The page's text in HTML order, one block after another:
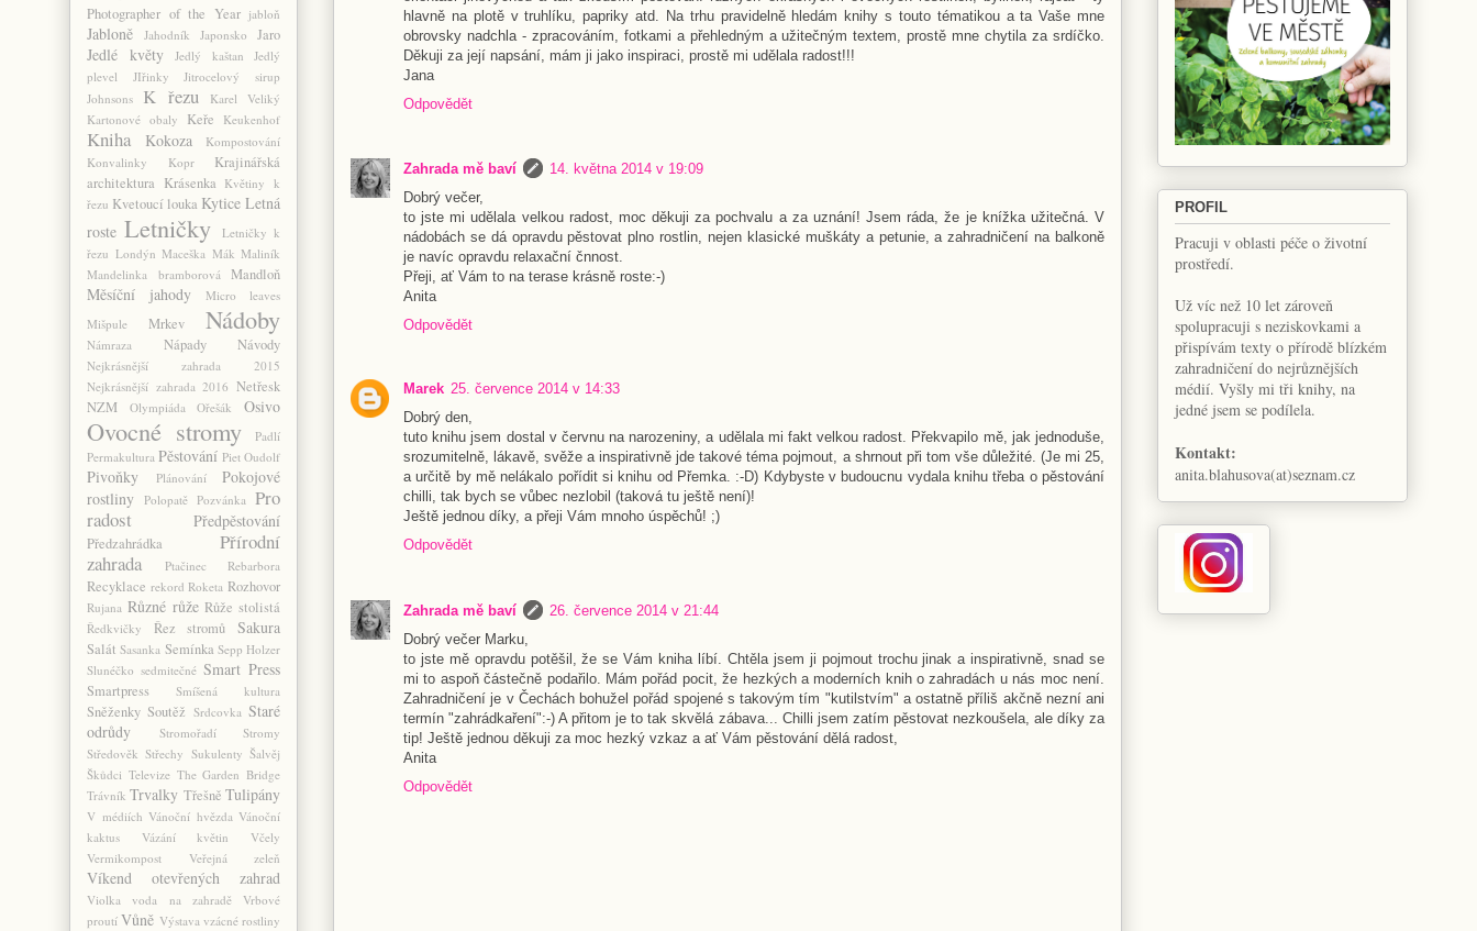
hlavně na plotě v truhlíku, papriky atd. Na trhu pravidelně hledám knihy s touto tématikou a ta Vaše mne
obrovsky nadchla - zpracováním, fotkami a přehledným a užitečným textem, prostě mne chytila za srdíčko.
Děkuji za její napsání, mám ji jako inspiraci, prostě mi udělala radost!!!
Jana
Odpovědět
Zahrada mě baví
14. května 2014 v 19:09
Dobrý večer,
to jste mi udělala velkou radost, moc děkuji za pochvalu a za uznání! Jsem ráda, že je knížka užitečná. V
nádobách se dá opravdu pěstovat plno rostlin, nejen klasické muškáty a petunie, a zahradničení na balkoně
je navíc opravdu relaxační čnnost.
Přeji, ať Vám to na terase krásně roste:-)
Anita
Odpovědět
Marek 25. července 2014 v 14:33
Dobrý den,
tuto knihu jsem dostal v červnu na narozeniny, a udělala mi fakt velkou radost. Překvapilo mě, jak jednoduše,
srozumitelně, lákavě, svěže a inspirativně jde takové téma pojmout, a shrnout při tom vše důležité. (Je mi 25,
a určitě by mě nelákalo pořídit si knihu od Přemka. :-D) Kdybyste v budoucnu vydala knihu třeba o pěstování
chilli, tak bych se vůbec nezlobil (taková tu ještě není)!
Ještě jednou díky, a přeji Vám mnoho úspěchů! ;)
Odpovědět
Zahrada mě baví
26. července 2014 v 21:44
Dobrý večer Marku,
to jste mě opravdu potěšil, že se Vám kniha líbí. Chtěla jsem ji pojmout trochu jinak a inspirativně, snad se
mi to aspoň částečně podařilo. Mám pořád pocit, že hezkých a moderních knih o zahradách u nás moc není.
Zahradničení je v Čechách bohužel pořád spojené s takovým tím "kutilstvím" a ostatně příliš akčně nezní ani
termín "zahrádkaření":-) A přitom je to tak skvělá zábava... Chilli jsem zatím pěstovat nezkoušela, ale díky za
tip! Ještě jednou děkuji za moc hezký vzkaz a ať Vám pěstování dělá radost,
Anita
Odpovědět
Photographer of the Year jabloň
Jabloně Jahodník Japonsko Jaro
Jedlé květy Jedlý kaštan
Jedlý
plevel
JIřinky
Jitrocelový sirup
Johnsons
K řezu
Karel Veliký
Kartonové obaly
Keře Keukenhof
Kniha Kokoza
Kompostování
Konvalinky
Kopr
Krajinářská
architektura Krásenka Květiny k
řezu Kvetoucí louka Kytice Letná
roste Letničky
Letničky k
řezu Londýn Maceška Mák Maliník
Mandelinka bramborová
Mandloň
Měsíční jahody
Micro leaves
Mišpule
Mrkev Nádoby
Námraza Nápady Návody
Nejkrásnější zahrada 2015
Nejkrásnější zahrada 2016 Netřesk
NZM
Olympiáda Ořešák Osivo
Ovocné stromy
Padlí
Permakultura Pěstování Piet Oudolf
Pivoňky Plánování
Pokojové
rostliny Polopatě Pozvánka Pro
radost
Předpěstování
Předzahrádka
Přírodní
zahrada
Ptačinec Rebarbora
Recyklace rekord Roketa Rozhovor
Rujana Různé růže Růže stolistá
Ředkvičky Řez stromů Sakura
Salát Sasanka Semínka Sepp Holzer
Slunéčko sedmitečné Smart Press
Smartpress Smíšená kultura
Sněženky Soutěž Srdcovka Staré
odrůdy
Stromořadí
Stromy
Středověk Střechy Sukulenty Šalvěj
Škůdci Televize The Garden Bridge
Trávník Trvalky Třešně Tulipány
V médiích Vánoční hvězda Vánoční
kaktus
Vázání květin
Včely
Vermikompost
Veřejná zeleň
Víkend otevřených zahrad
Violka voda na zahradě
Vrbové
proutí Vůně Výstava vzácné rostliny
PROFIL
Pracuji v oblasti péče o životní
prostředí.
Už víc než 10 let zároveň
spolupracuji s neziskovkami a
přispívám texty o přírodě blízkém
zahradničení do nejrůznějších
médií. Vyšly mi tři knihy, na
jedné jsem se podílela.
Kontakt:
anita.blahusova(at)seznam.cz